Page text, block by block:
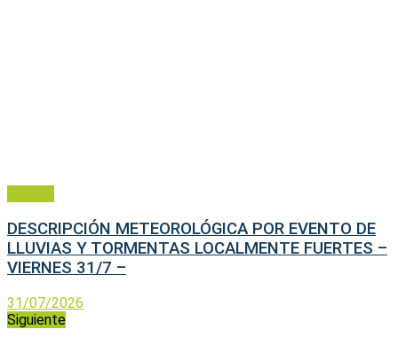
DESCRIPCIÓN METEOROLÓGICA POR EVENTO DE
LLUVIAS Y TORMENTAS LOCALMENTE FUERTES –
VIERNES 31/7 –
31/07/2026
Siguiente